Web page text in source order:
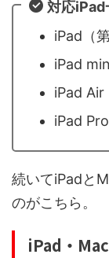
対応iPad
iPad（
iPad
iPad Air
iPad
続いてiPadと
のがこちら。
iPad・